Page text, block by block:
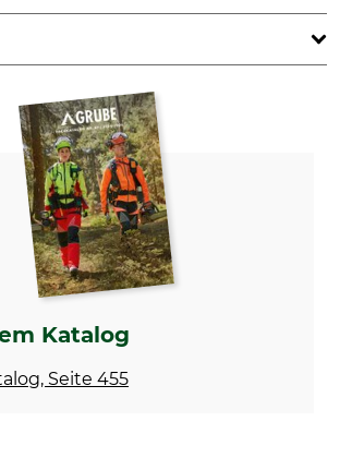
verlag.de
Produkttyp
Kartenspiel
&
Katalog
Seite 455